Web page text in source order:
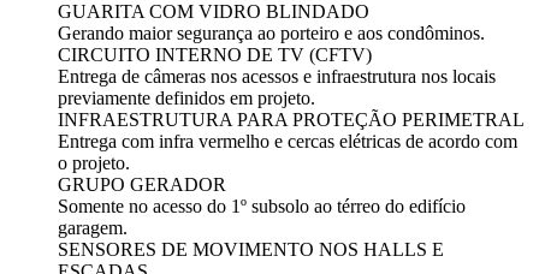
GUARITA COM VIDRO BLINDADO
Gerando maior segurança ao porteiro e aos condôminos.
CIRCUITO INTERNO DE TV (CFTV)
Entrega de câmeras nos acessos e infraestrutura nos locais
previamente definidos em projeto.
INFRAESTRUTURA PARA PROTEÇÃO PERIMETRAL
Entrega com infra vermelho e cercas elétricas de acordo com
o projeto.
GRUPO GERADOR
Somente no acesso do 1º subsolo ao térreo do edifício
garagem.
SENSORES DE MOVIMENTO NOS HALLS E